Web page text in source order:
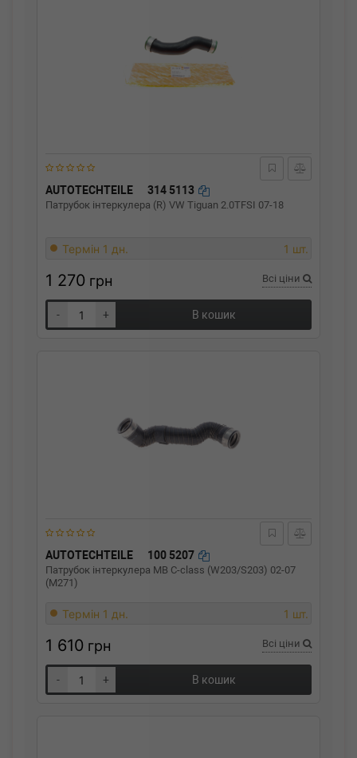
AUTOTECHTEILE 314 5113
Патрубок інтеркулера (R) VW Tiguan 2.0TFSI 07-18
Термін 1 дн. 1 шт.
1 270 грн Всі ціни
- + В кошик
AUTOTECHTEILE 100 5207
Патрубок інтеркулера MB C-class (W203/S203) 02-07
(M271)
Термін 1 дн. 1 шт.
1 610 грн Всі ціни
- + В кошик